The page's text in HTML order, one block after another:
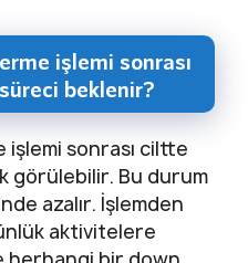
işlemi sonrası
beklenir?
işlemi sonrası ciltte
görülebilir. Bu durum
azalır. İşlemden
aktivitelere